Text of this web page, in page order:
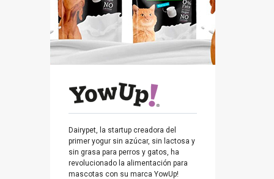
Dairypet, la startup creadora del
primer yogur sin azúcar, sin lactosa y
sin grasa para perros y gatos, ha
revolucionado la alimentación para
mascotas con su marca YowUp!